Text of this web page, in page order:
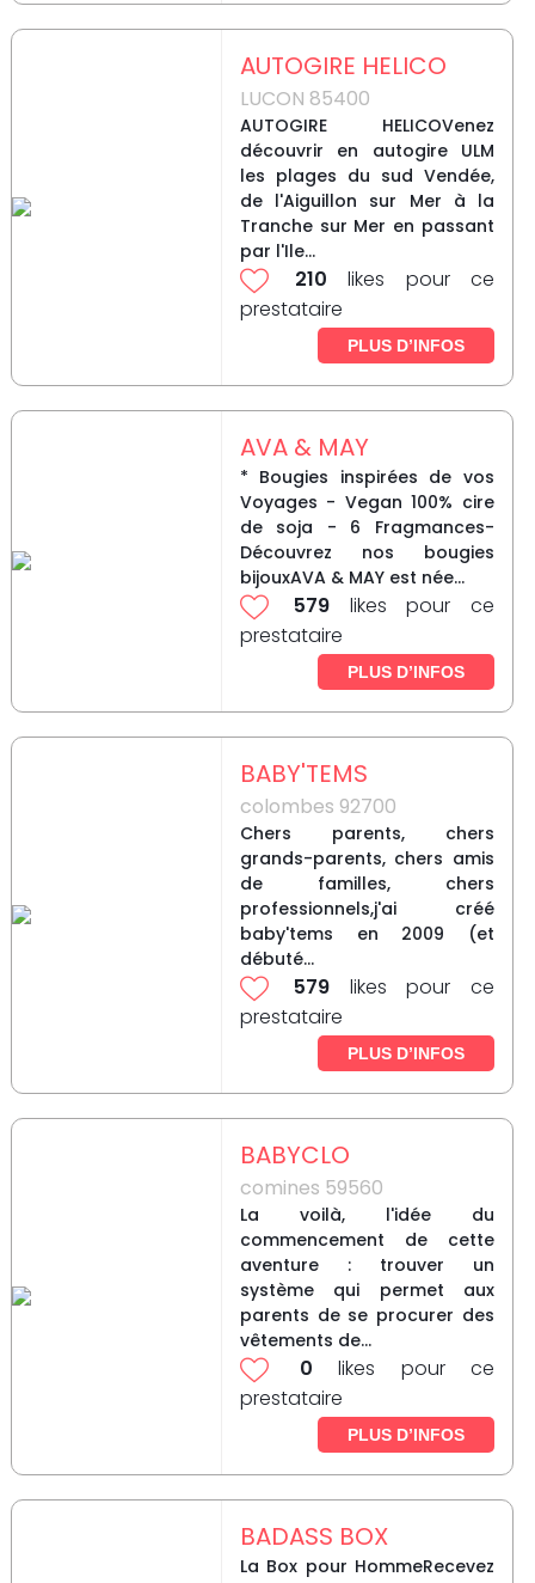
AUTOGIRE HELICO
LUCON 85400
AUTOGIRE HELICOVenez
découvrir en autogire ULM
les plages du sud Vendée,
de l'Aiguillon sur Mer à la
Tranche sur Mer en passant
par l'Ile...
210 likes pour ce
prestataire
PLUS D’INFOS
AVA & MAY
* Bougies inspirées de vos
Voyages - Vegan 100% cire
de soja - 6 Fragmances-
Découvrez nos bougies
bijouxAVA & MAY est née...
579 likes pour ce
prestataire
PLUS D’INFOS
BABY'TEMS
colombes 92700
Chers parents, chers
grands-parents, chers amis
de familles, chers
professionnels,j'ai créé
baby'tems en 2009 (et
débuté...
579 likes pour ce
prestataire
PLUS D’INFOS
BABYCLO
comines 59560
La voilà, l'idée du
commencement de cette
aventure : trouver un
système qui permet aux
parents de se procurer des
vêtements de...
0 likes pour ce
prestataire
PLUS D’INFOS
BADASS BOX
La Box pour HommeRecevez